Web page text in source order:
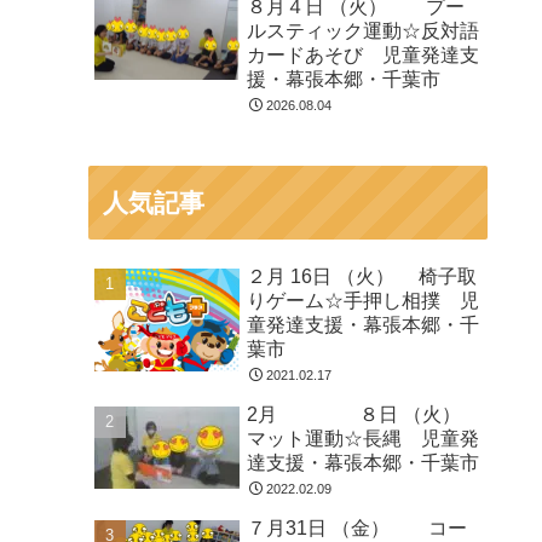
８月４日 （火） プー
ルスティック運動☆反対語
カードあそび 児童発達支
援・幕張本郷・千葉市
2026.08.04
人気記事
２月 16日 （火） 椅子取
りゲーム☆手押し相撲 児
童発達支援・幕張本郷・千
葉市
2021.02.17
2月 ８日 （火）
マット運動☆長縄 児童発
達支援・幕張本郷・千葉市
2022.02.09
７月31日 （金） コー